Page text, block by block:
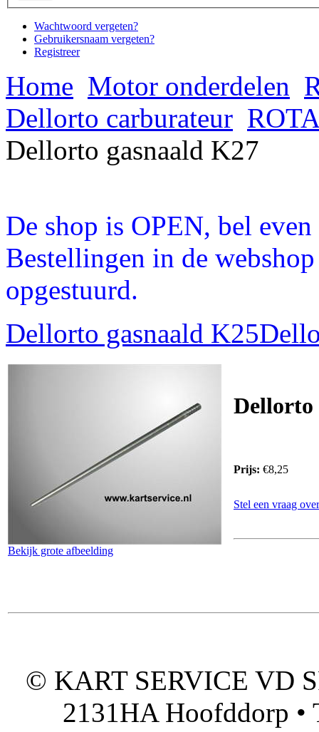
Wachtwoord vergeten?
Gebruikersnaam vergeten?
Registreer
Home Motor onderdelen
Dellorto carburateur
Dellorto gasnaald K27
De shop is OPEN, bel
Bestellingen in de
opgestuurd.
Dellorto gasnaald K25
Bekijk grote afbeelding
Dellorto
Prijs: €8,25
Stel een vraag
© KART SERVICE VD
2131HA Hoofddorp •